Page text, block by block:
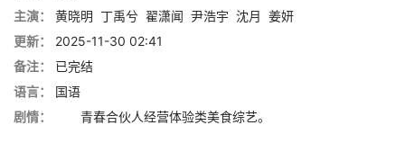
主演：
黄晓明 丁禹兮 翟潇闻 尹浩宇 沈月 姜妍
更新：
2025-11-30 02:41
备注：
已完结
语言：
国语
剧情：
青春合伙人经营体验类美食综艺。